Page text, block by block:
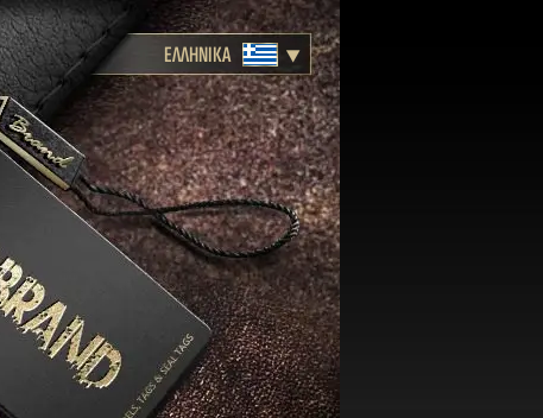
ΕΛΛΗΝΙΚΑ